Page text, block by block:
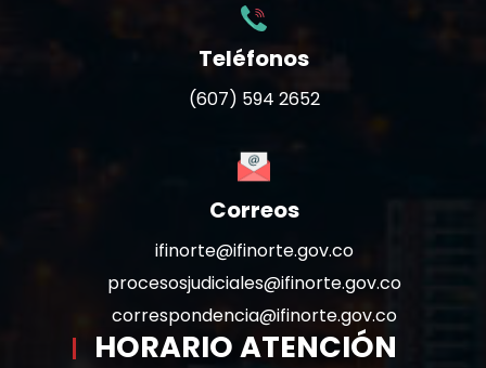
Teléfonos
(607) 594 2652
Correos
ifinorte@ifinorte.gov.co
procesosjudiciales@ifinorte.gov.co
correspondencia@ifinorte.gov.co
HORARIO ATENCIÓN